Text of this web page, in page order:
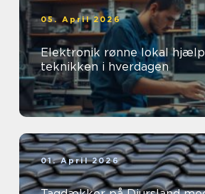
05. April 2026
Elektronik rønne lokal hjælp til
teknikken i hverdagen
01. April 2026